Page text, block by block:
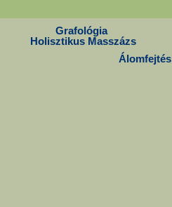
Grafológia
Holisztikus Masszázs
Álomfejtés